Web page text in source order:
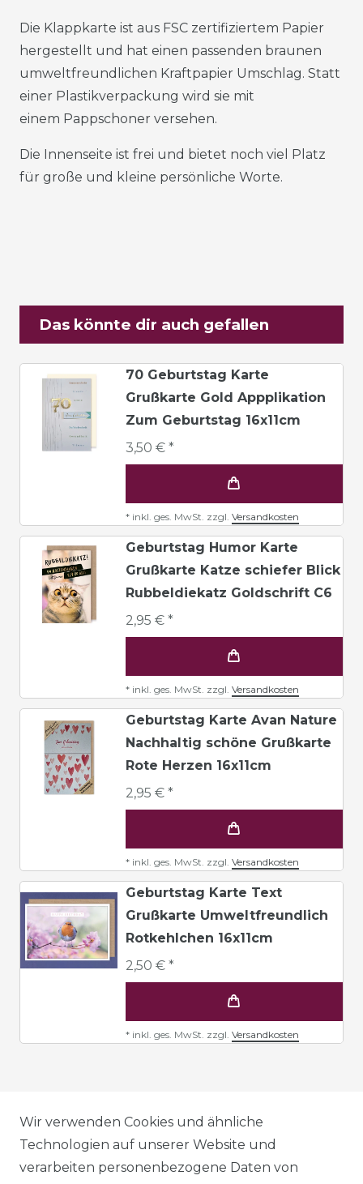
Die Klappkarte ist aus FSC zertifiziertem Papier
hergestellt und hat einen passenden braunen
umweltfreundlichen Kraftpapier Umschlag. Statt
einer Plastikverpackung wird sie mit
einem Pappschoner versehen.
Die Innenseite ist frei und bietet noch viel Platz
für große und kleine persönliche Worte.
Das könnte dir auch gefallen
70 Geburtstag Karte
Grußkarte Gold Appplikation
Zum Geburtstag 16x11cm
3,50 € *
* inkl. ges. MwSt. zzgl. Versandkosten
Geburtstag Humor Karte
Grußkarte Katze schiefer Blick
Rubbeldiekatz Goldschrift C6
2,95 € *
* inkl. ges. MwSt. zzgl. Versandkosten
Geburtstag Karte Avan Nature
Nachhaltig schöne Grußkarte
Rote Herzen 16x11cm
2,95 € *
* inkl. ges. MwSt. zzgl. Versandkosten
Geburtstag Karte Text
Grußkarte Umweltfreundlich
Rotkehlchen 16x11cm
2,50 € *
* inkl. ges. MwSt. zzgl. Versandkosten
AGB
Wir verwenden Cookies und ähnliche
Technologien auf unserer Website und
verarbeiten personenbezogene Daten von